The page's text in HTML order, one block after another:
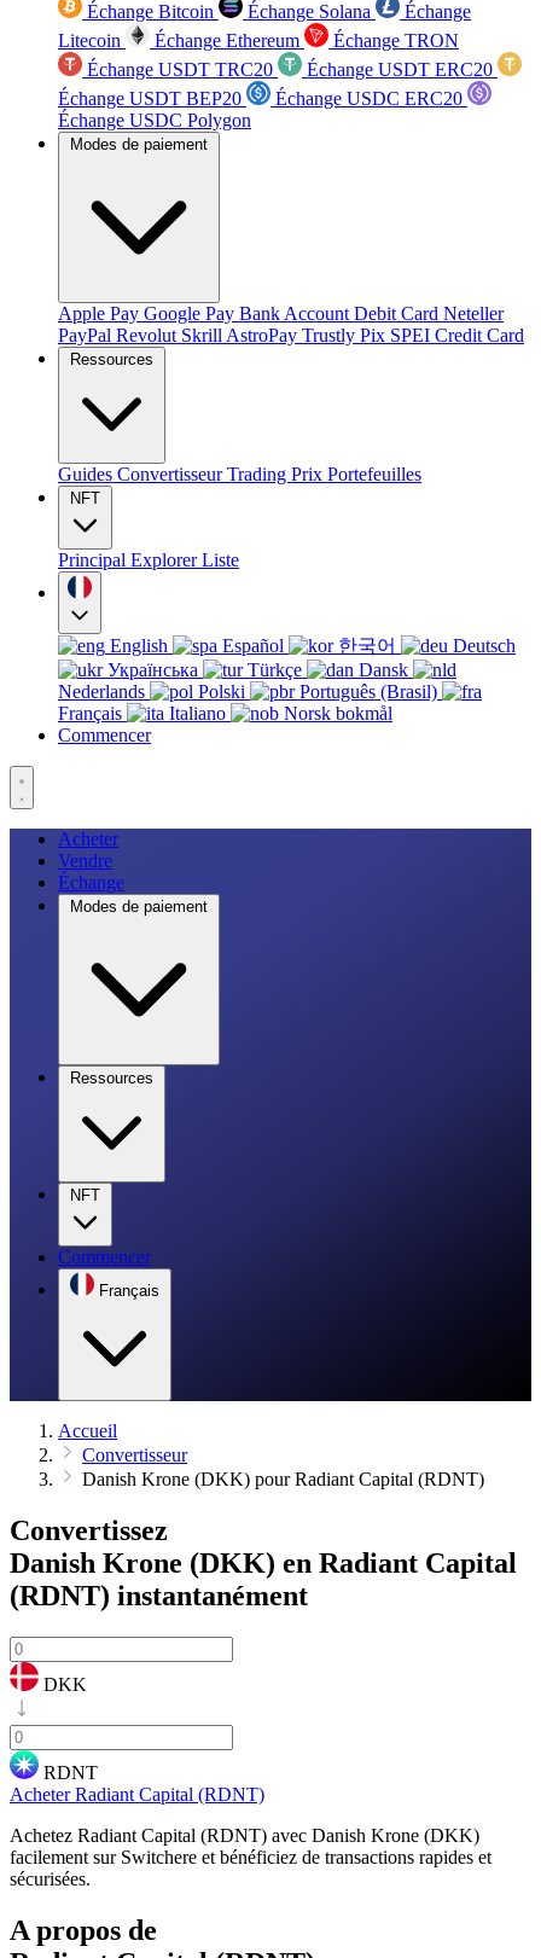
Échange Bitcoin Échange Solana
Échange
Litecoin
Échange Ethereum
Échange TRON
Échange USDT TRC20
Échange USDT ERC20
Échange USDT BEP20
Échange USDC ERC20
Échange USDC Polygon
Modes de paiement
Apple Pay Google Pay Bank Account Debit Card Neteller
PayPal Revolut Skrill AstroPay Trustly Pix SPEI Credit Card
Ressources
Guides ConvertisseurTrading Prix Portefeuilles
NFT
Principal ExplorerListe
English Español 한국어
Deutsch
Українська
Türkçe
Dansk
Nederlands
Polski
Português (Brasil)
Français
Italiano
Norsk bokmål
Commencer
Acheter
Vendre
Échange
Modes de paiement
Ressources
NFT
Commencer
Français
Accueil
Convertisseur
Danish Krone (DKK) pour Radiant Capital (RDNT)
Convertissez
Danish Krone (DKK) en Radiant Capital
(RDNT) instantanément
DKK
RDNT
Acheter Radiant Capital (RDNT)
Achetez Radiant Capital (RDNT) avec Danish Krone (DKK)
facilement sur Switchere et bénéficiez de transactions rapides et
sécurisées.
A propos de